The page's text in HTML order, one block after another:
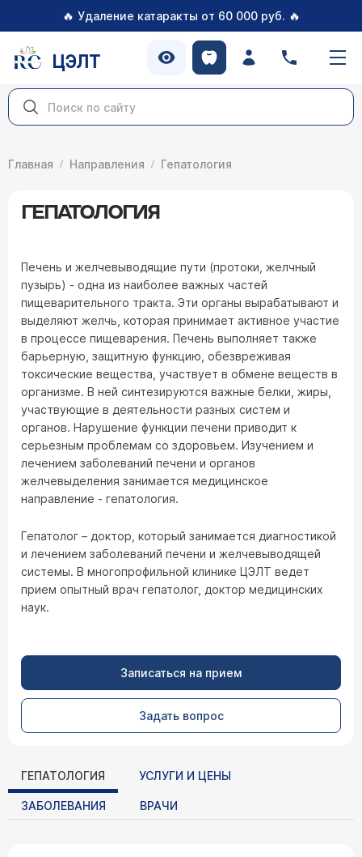
🔥 Удаление катаракты от 60 000 руб. 🔥
ЦЭЛТ
Главная Направления Гепатология
ГЕПАТОЛОГИЯ
Печень и желчевыводящие пути (протоки, желчный
пузырь) - одна из наиболее важных частей
пищеварительного тракта. Эти органы вырабатывают и
выделяют желчь, которая принимает активное участие
в процессе пищеварения. Печень выполняет также
барьерную, защитную функцию, обезвреживая
токсические вещества, участвует в обмене веществ в
организме. В ней синтезируются важные белки, жиры,
участвующие в деятельности разных систем и
органов. Нарушение функции печени приводит к
серьезным проблемам со здоровьем. Изучением и
лечением заболеваний печени и органов
желчевыделения занимается медицинское
направление - гепатология.
Гепатолог – доктор, который занимается диагностикой
и лечением заболеваний печени и желчевыводящей
системы. В многопрофильной клинике ЦЭЛТ ведет
прием опытный врач гепатолог, доктор медицинских
наук.
Записаться на прием
Задать вопрос
ГЕПАТОЛОГИЯ УСЛУГИ И ЦЕНЫ
ЗАБОЛЕВАНИЯ ВРАЧИ